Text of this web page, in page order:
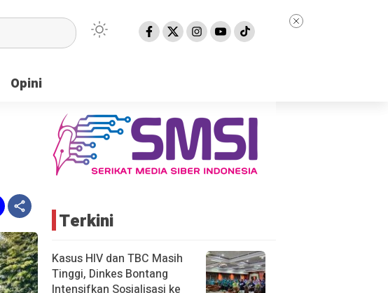
Opini
Opini
Terkini
Kasus HIV dan TBC Masih
Tinggi, Dinkes Bontang
Intensifkan Sosialisasi ke